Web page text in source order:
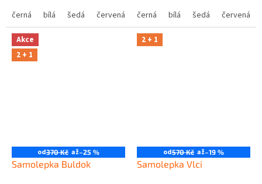
košíku.
černá bílá šedá červená modrá žlutá zelená růžová
košíku.
černá bílá šedá červená
Akce
2 + 1
od370 Kč až–25 %
Samolepka Buldok
2 + 1
od570 Kč až–19 %
Samolepka Vlci